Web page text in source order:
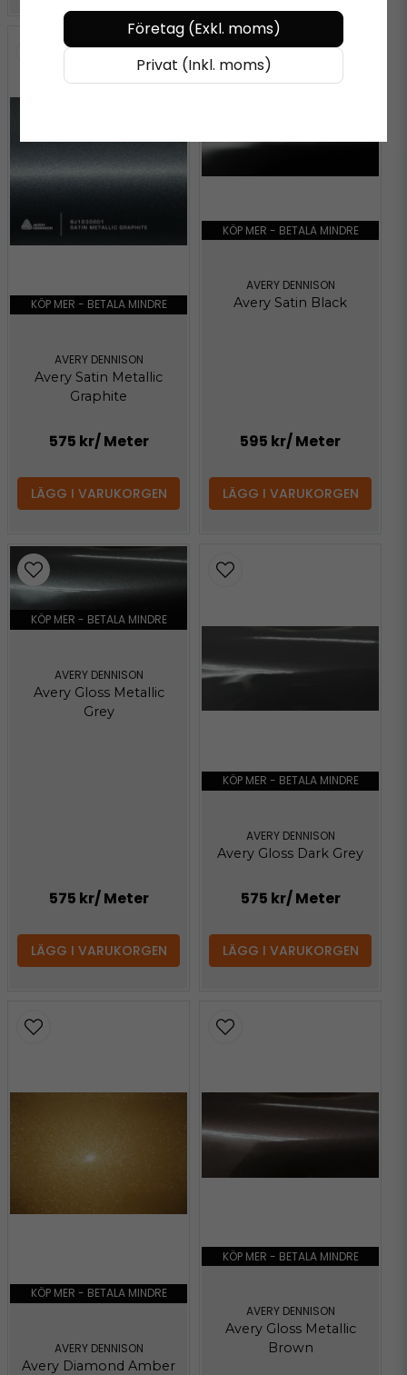
KÖP MER - BETALA MINDRE
AVERY DENNISON
Avery Satin Metallic
Graphite
575 kr/ Meter
LÄGG I VARUKORGEN
KÖP MER - BETALA MINDRE
AVERY DENNISON
Avery Satin Black
595 kr/ Meter
LÄGG I VARUKORGEN
KÖP MER - BETALA MINDRE
AVERY DENNISON
Avery Gloss Metallic
Grey
575 kr/ Meter
LÄGG I VARUKORGEN
KÖP MER - BETALA MINDRE
AVERY DENNISON
Avery Gloss Dark Grey
575 kr/ Meter
LÄGG I VARUKORGEN
KÖP MER - BETALA MINDRE
AVERY DENNISON
Avery Diamond Amber
KÖP MER - BETALA MINDRE
AVERY DENNISON
Avery Gloss Metallic
Brown
Företag (Exkl. moms)
Privat (Inkl. moms)